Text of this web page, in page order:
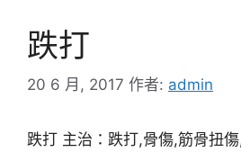
跌打
20 6 月, 2017 作者: admin
跌打 主治：跌打,骨傷,筋骨扭